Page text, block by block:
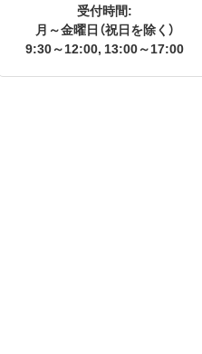
受付時間:
月～金曜日（祝日を除く）
9:30～12:00, 13:00～17:00